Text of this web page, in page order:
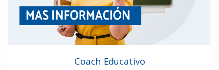
Coach Educativo